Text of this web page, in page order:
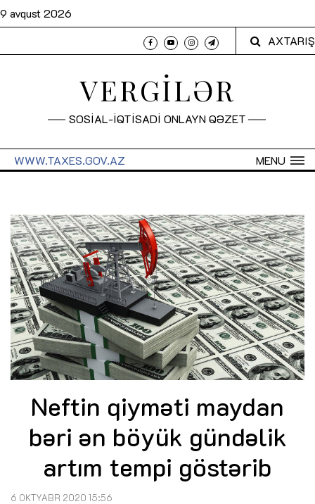
9 avqust 2026
AXTARIŞ
VERGİLƏR
SOSİAL-İQTİSADİ ONLAYN QƏZET
MENU
WWW.TAXES.GOV.AZ
Neftin qiyməti maydan
bəri ən böyük gündəlik
artım tempi göstərib
6 OKTYABR 2020 15:56